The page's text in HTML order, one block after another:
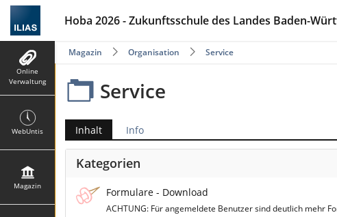
Hoba 2026 - Zukunftsschule des Landes Baden-
Online
Verwaltung
WebUntis
Magazin
Magazin Organisation Service
Service
Inhalt Info
Kategorien
Formulare - Download
ACHTUNG: Für angemeldete Benutzer sind deutlich mehr